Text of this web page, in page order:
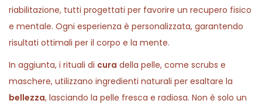
riabilitazione, tutti progettati per favorire un recupero fisico
e mentale. Ogni esperienza è personalizzata, garantendo
risultati ottimali per il corpo e la mente.
In aggiunta, i rituali di cura della pelle, come scrubs e
maschere, utilizzano ingredienti naturali per esaltare la
bellezza, lasciando la pelle fresca e radiosa. Non è solo un